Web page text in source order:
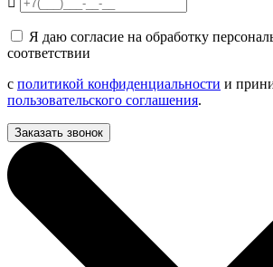
Я даю согласие на обработку
соответствии
с политикой конфиденциальности и
пользовательского соглашения.
Заказать звонок